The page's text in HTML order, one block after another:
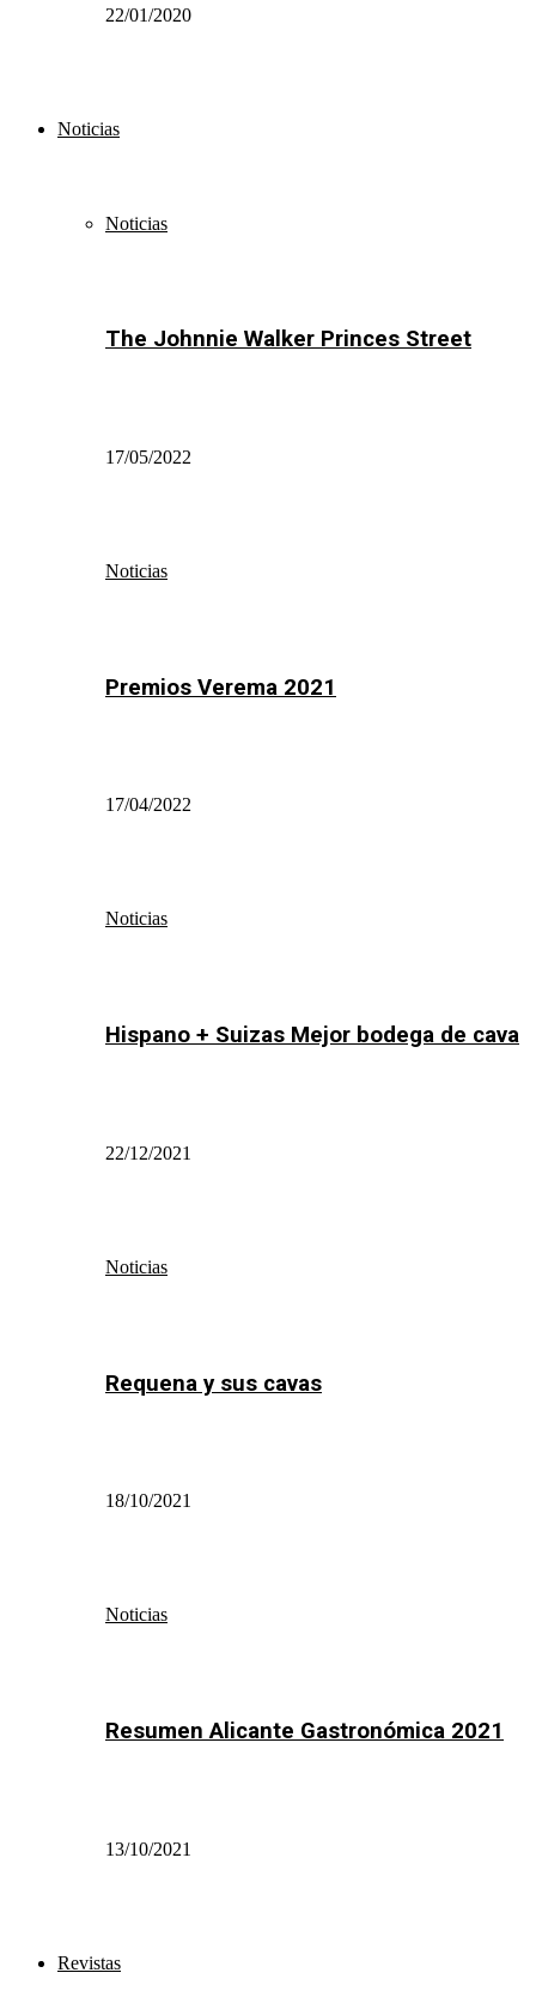
22/01/2020
Noticias
Noticias
The Johnnie Walker Princes Street
17/05/2022
Noticias
Premios Verema 2021
17/04/2022
Noticias
Hispano + Suizas Mejor bodega de cava
22/12/2021
Noticias
Requena y sus cavas
18/10/2021
Noticias
Resumen Alicante Gastronómica 2021
13/10/2021
Revistas